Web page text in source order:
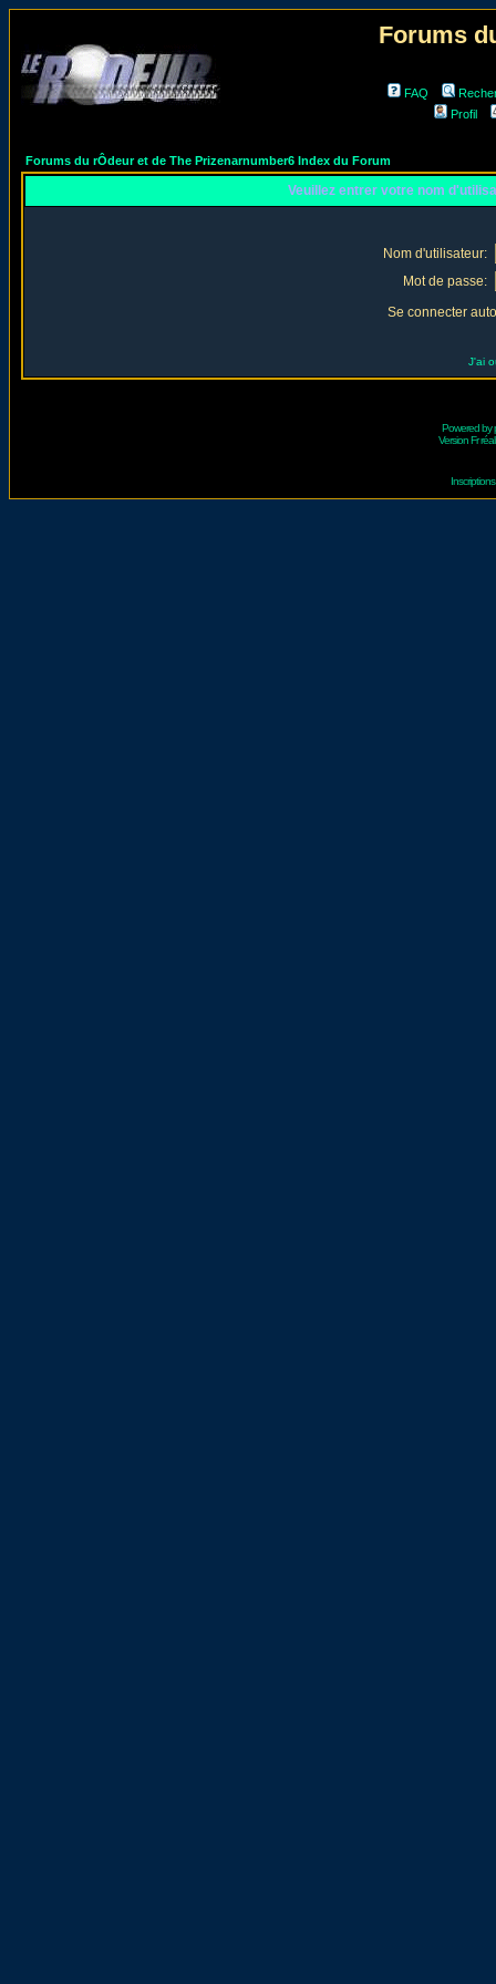
Forums
FAQ
Profil
Forums du rÔdeur et de The Prizenarnumber6 Index du Forum
Veuillez entrer votre nom
Nom d'utilisateur:
Mot de passe:
Se connecter
J'ai
Powered by
Version Fr